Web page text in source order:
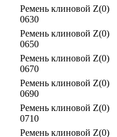
Ремень клиновой Z(0)
0630
Ремень клиновой Z(0)
0650
Ремень клиновой Z(0)
0670
Ремень клиновой Z(0)
0690
Ремень клиновой Z(0)
0710
Ремень клиновой Z(0)